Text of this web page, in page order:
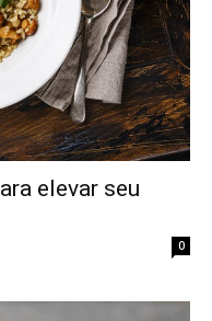
elevar seu
0